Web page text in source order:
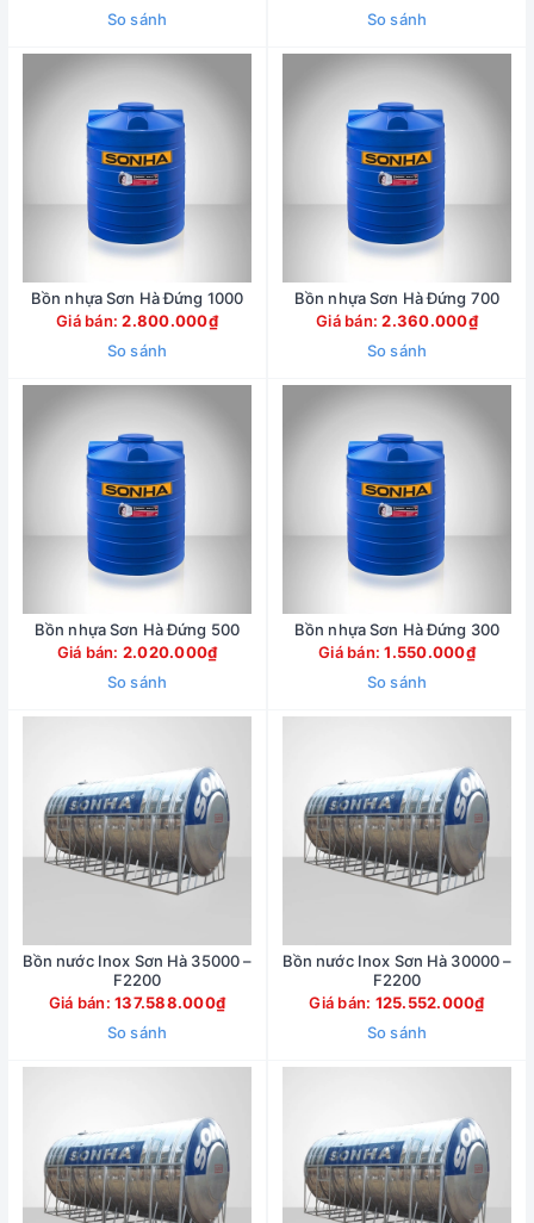
So sánh
So sánh
Bồn nhựa Sơn Hà Đứng 1000
Giá bán:2.800.000₫
So sánh
Bồn nhựa Sơn Hà Đứng 700
Giá bán:2.360.000₫
So sánh
Bồn nhựa Sơn Hà Đứng 500
Giá bán: 2.020.000₫
So sánh
Bồn nhựa Sơn Hà Đứng 300
Giá bán:1.550.000₫
So sánh
Bồn nước Inox Sơn Hà 35000 –
F2200
Giá bán:137.588.000₫
So sánh
Bồn nước Inox Sơn Hà 30000 –
F2200
Giá bán: 125.552.000₫
So sánh